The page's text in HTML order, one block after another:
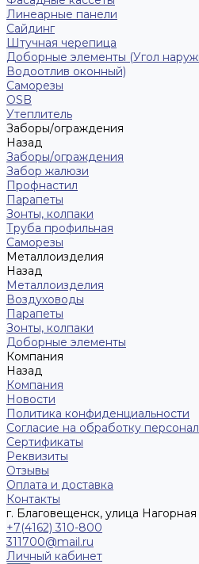
Линеарные панели
Сайдинг
Штучная черепица
Доборные элементы (Угол
Водоотлив оконный)
Саморезы
OSB
Утеплитель
Заборы/ограждения
Назад
Заборы/ограждения
Забор жалюзи
Профнастил
Парапеты
Зонты, колпаки
Труба профильная
Саморезы
Металлоизделия
Назад
Металлоизделия
Воздуховоды
Парапеты
Зонты, колпаки
Доборные элементы
Компания
Назад
Компания
Новости
Политика конфиденциальности
Согласие на обработку
Сертификаты
Реквизиты
Отзывы
Оплата и доставка
Контакты
г. Благовещенск, улица Нагорная
+7(4162) 310-800
311700@mail.ru
Личный кабинет